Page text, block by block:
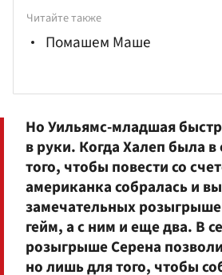
Читайте также
Помашем Маше
Но Уильямс-младшая
в руки. Когда Халеп была
того, чтобы повести со
американка собралась и
замечательных
гейм, а с ним и еще два. В
розыгрыше Серена
но лишь для того, чтобы